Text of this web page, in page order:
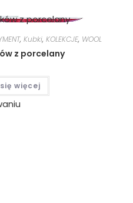
, Kubki, KOLEKCJE, WOOL
z porcelany
więcej